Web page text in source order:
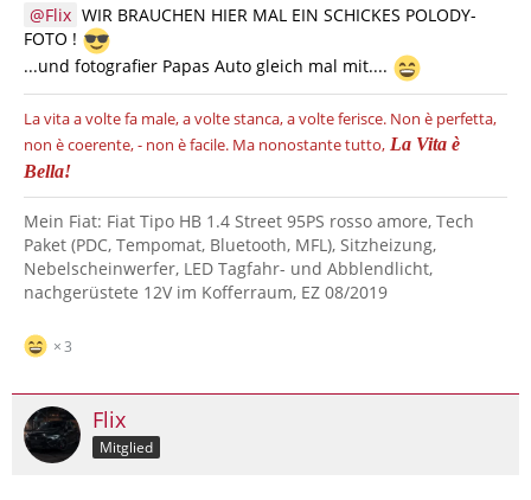
Flix WIR BRAUCHEN HIER MAL EIN SCHICKES POLODY-
FOTO !
...und fotografier Papas Auto gleich mal mit....
La vita a volte fa male, a volte stanca, a volte ferisce. Non è perfetta,
non è coerente, - non è facile. Ma nonostante tutto, La Vita è
Bella!
Mein Fiat: Fiat Tipo HB 1.4 Street 95PS rosso amore, Tech
Paket (PDC, Tempomat, Bluetooth, MFL), Sitzheizung,
Nebelscheinwerfer, LED Tagfahr- und Abblendlicht,
nachgerüstete 12V im Kofferraum, EZ 08/2019
3
Flix
Mitglied